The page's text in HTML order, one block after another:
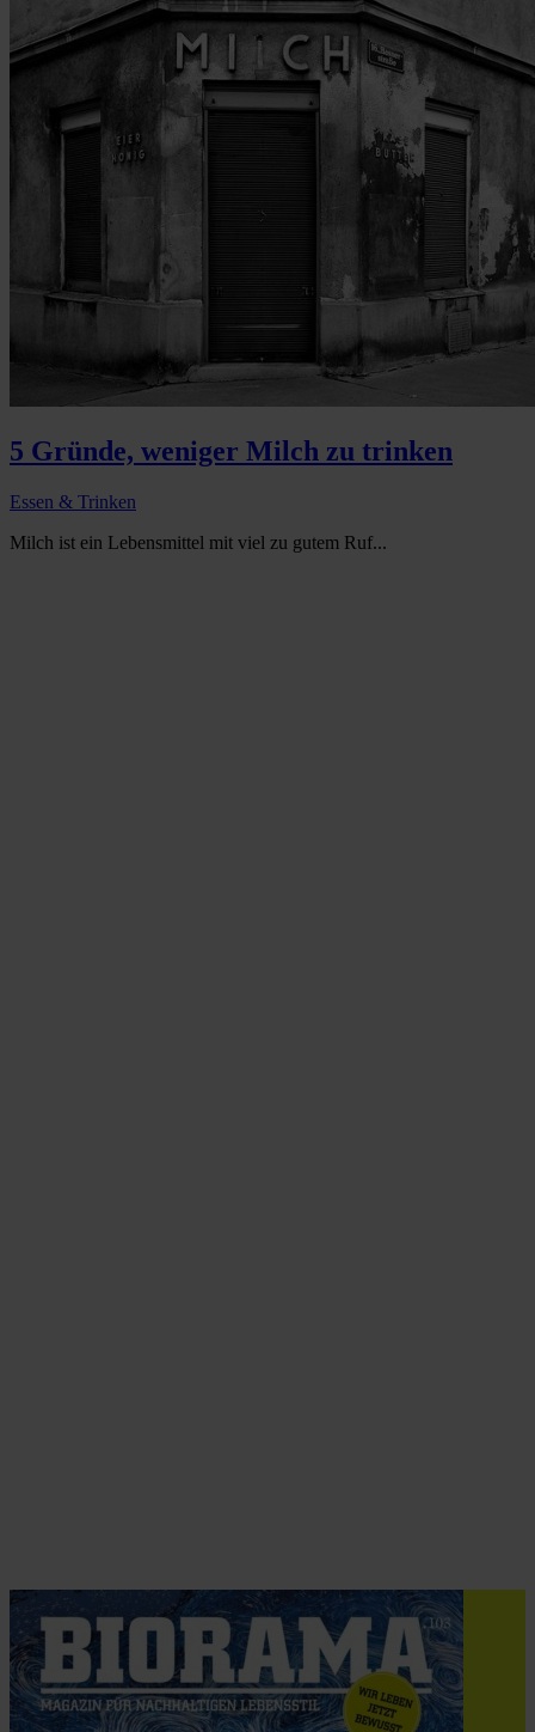
5 Gründe, weniger Milch zu trinken
Essen & Trinken
Milch ist ein Lebensmittel mit viel zu gutem Ruf...